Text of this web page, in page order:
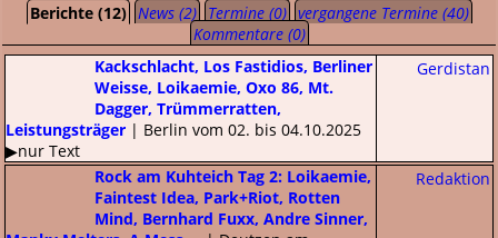
Berichte (12) News (2) Termine (0) vergangene Termine (40)
Kommentare (0)
Gerdistan
Kackschlacht, Los Fastidios, Berliner
Weisse, Loikaemie, Oxo 86, Mt.
Dagger, Trümmerratten,
Leistungsträger | Berlin vom 02. bis 04.10.2025
▶nur Text
Redaktion
Rock am Kuhteich Tag 2: Loikaemie,
Faintest Idea, Park+Riot, Rotten
Mind, Bernhard Fuxx, Andre Sinner,